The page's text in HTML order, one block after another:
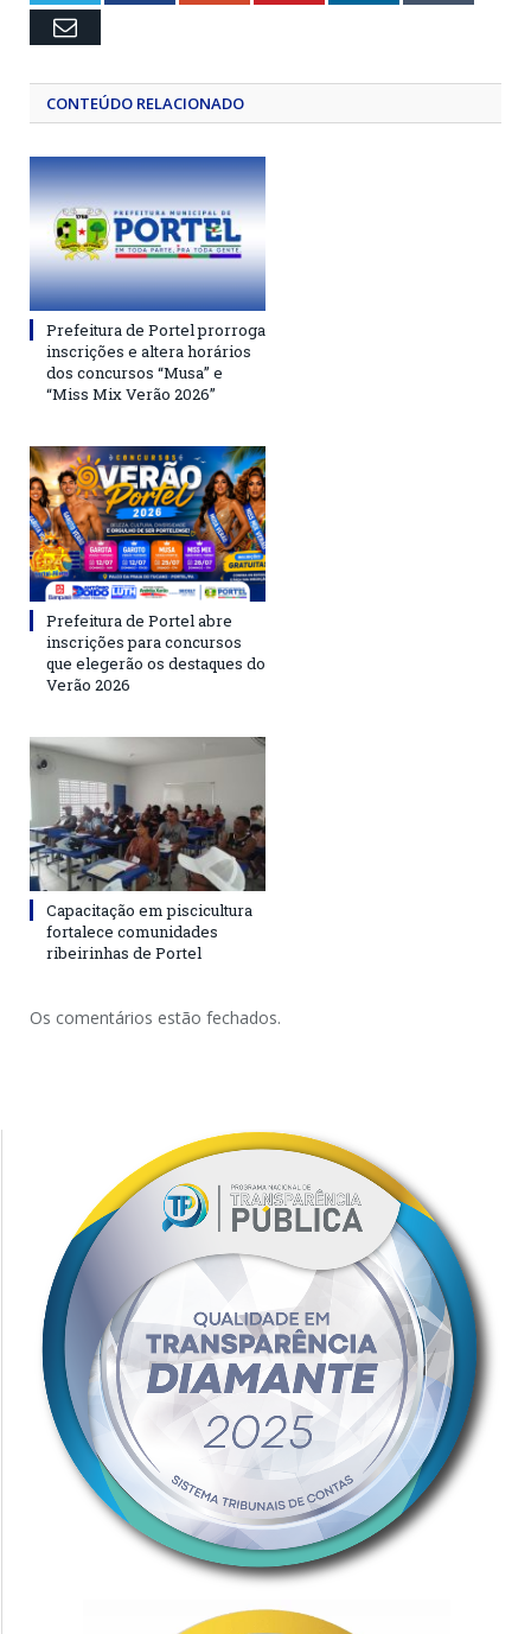
Email
CONTEÚDO RELACIONADO
Prefeitura de Portel prorroga
inscrições e altera horários
dos concursos “Musa” e
“Miss Mix Verão 2026”
Prefeitura de Portel abre
inscrições para concursos
que elegerão os destaques do
Verão 2026
Capacitação em piscicultura
fortalece comunidades
ribeirinhas de Portel
Os comentários estão fechados.